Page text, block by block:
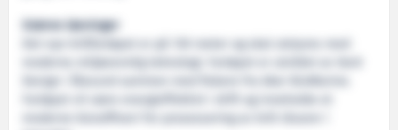
Grønne løsninger
Det nye krillfartøyet er på 130 meter og skal utstyres med
moderne miljøvennlig teknologi. Fartøyet er utviklet av Vard
Design i Ålesund sammen med fiskere fra Aker BioMarine.
Fartøyet vil være energieffektivt i drift og inneholde et
moderne bioraffineri for prosessering av krill råvarer i